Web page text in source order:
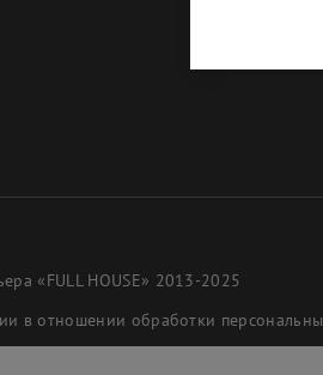
«FULL HOUSE» 2013-2025
в отношении обработки